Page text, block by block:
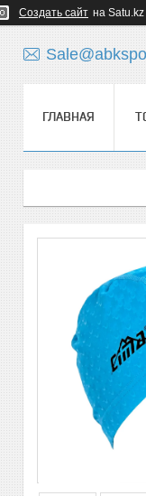
Создать сайт на Satu.kz
ГЛАВНАЯ